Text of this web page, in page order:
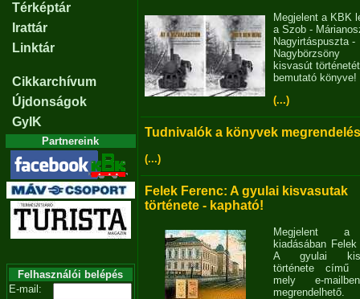
Térképtár
Irattár
Linktár
Cikkarchívum
Újdonságok
GyIK
Partnereink
Felhasználói belépés
E-mail:
Megjelent a KBK
a Szob -
Nagyirtáspuszta -
Nagybörzsöny
kisvasút történetét
bemutató könyve!
(...)
Tudnivalók a könyvek
(...)
Felek Ferenc: A gyulai kisvasutak
története - kapható!
Megjelent
kiadásában
A gyulai
története című
mely e-
megrendelhető.